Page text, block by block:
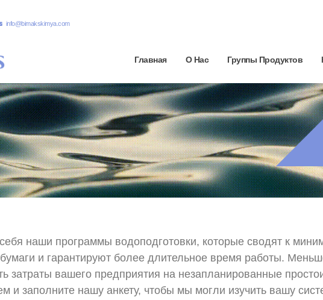
info@bimakskimya.com
Главная О Нас Группы Продуктов
наши программы водоподготовки, которые сводят к
бумаги и гарантируют более длительное время работы.
затраты вашего предприятия на незапланированные
и заполните нашу анкету, чтобы мы могли изучить вашу